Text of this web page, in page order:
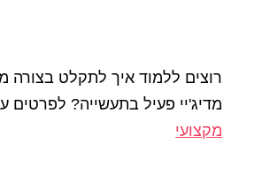
רוצים ללמוד איך לתקלט בצורה
מדיג'יי פעיל בתעשייה? לפרטים
מקצועי